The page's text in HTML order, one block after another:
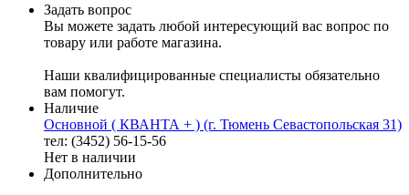
Задать вопрос
Вы можете задать любой интересующий вас вопрос по
товару или работе магазина.
Наши квалифицированные специалисты обязательно
вам помогут.
Наличие
Основной ( КВАНТА + ) (г. Тюмень Севастопольская 31)
тел: (3452) 56-15-56
Нет в наличии
Дополнительно